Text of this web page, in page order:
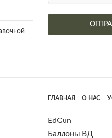
ГЛАВНАЯ О НАС
EdGun
Баллоны ВД